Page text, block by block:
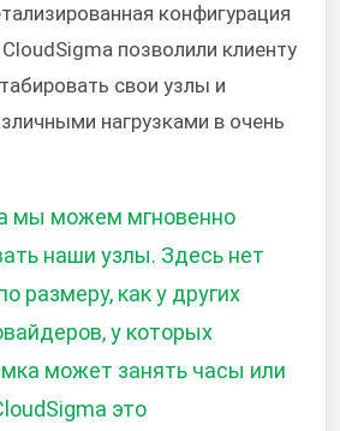
конфигурация
позволили клиенту
свои узлы и
нагрузками в очень
мы можем мгновенно
наши узлы. Здесь нет
размеру, как у других
у которых
может занять часы или
это